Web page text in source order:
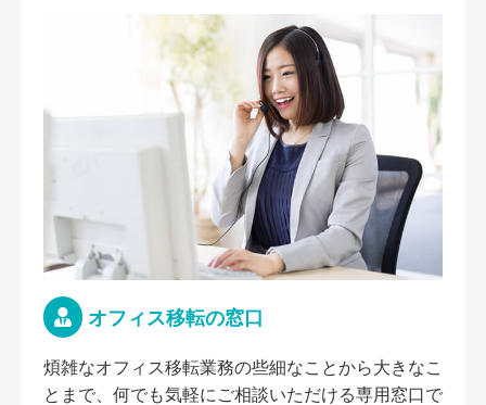
オフィス移転の窓口
煩雑なオフィス移転業務の些細なことから大きなこ
とまで、何でも気軽にご相談いただける専用窓口で